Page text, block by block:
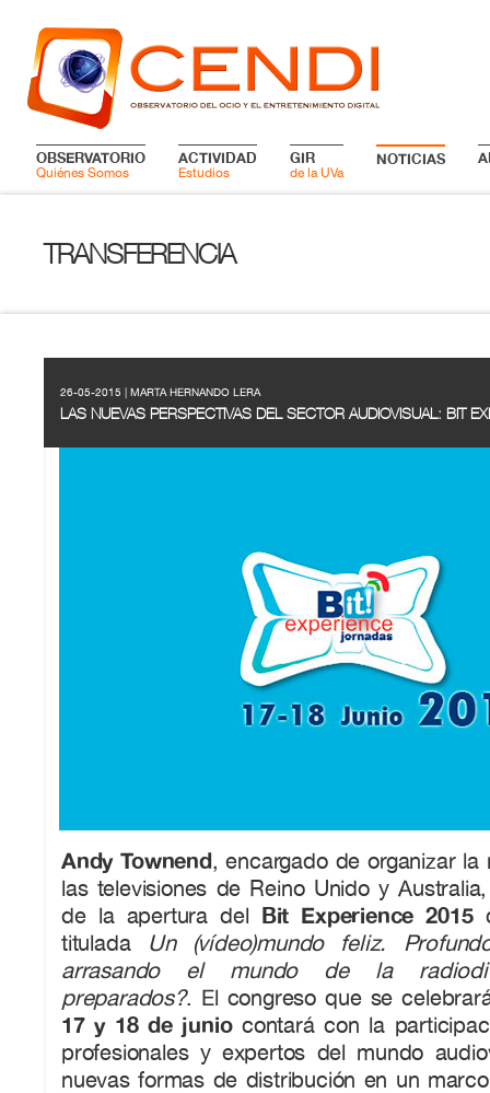
OBSERVATORIO
Quiénes Somos
ACTIVIDAD
Estudios
GIR
de la UVa
NOTICIAS
TRANSFERENCIA
26-05-2015 | MARTA HERNANDO LERA
LAS NUEVAS PERSPECTIVAS DEL SECTOR AUDIOVISUAL: BIT
Andy Townend, encargado de organizar la
las televisiones de Reino Unido y
de la apertura del Bit Experience 2015
titulada Un (vídeo)mundo feliz.
arrasando el mundo de la
preparados?. El congreso que se
17 y 18 de juniocontará con la
profesionales y expertos del mundo
nuevas formas de distribución en un